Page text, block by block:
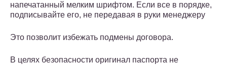
напечатанный мелким шрифтом. Если все в порядке,
подписывайте его, не передавая в руки менеджеру
Это позволит избежать подмены договора.
В целях безопасности оригинал паспорта не